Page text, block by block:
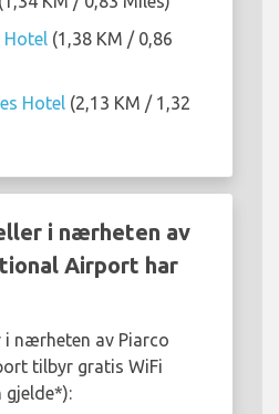
Hotel (1,38 KM / 0,86
Hotel (2,13 KM / 1,32
i nærheten av
Airport har
i nærheten av Piarco
tilbyr gratis WiFi
gjelde*):